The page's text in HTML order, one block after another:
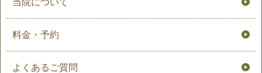
当院について
料金・予約
よくあるご質問